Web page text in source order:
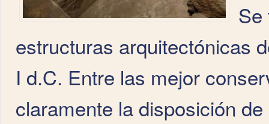
Se
estructuras arquitectónicas
I d.C. Entre las mejor
claramente la disposición